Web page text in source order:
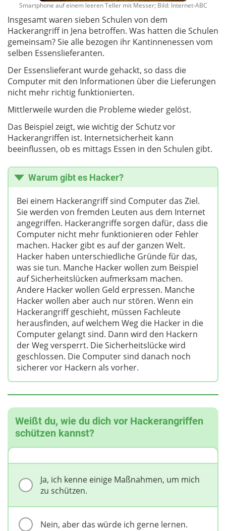
Smartphone auf einem leeren Teller mit Messer; Bild: Internet-ABC
Insgesamt waren sieben Schulen von dem
Hackerangriff in Jena betroffen. Was hatten die Schulen
gemeinsam? Sie alle bezogen ihr Kantinnenessen vom
selben Essenslieferanten.
Der Essenslieferant wurde gehackt, so dass die
Computer mit den Informationen über die Lieferungen
nicht mehr richtig funktionierten.
Mittlerweile wurden die Probleme wieder gelöst.
Das Beispiel zeigt, wie wichtig der Schutz vor
Hackerangriffen ist. Internetsicherheit kann
beeinflussen, ob es mittags Essen in den Schulen gibt.
Warum gibt es Hacker?
Bei einem Hackerangriff sind Computer das Ziel.
Sie werden von fremden Leuten aus dem Internet
angegriffen. Hackerangriffe sorgen dafür, dass die
Computer nicht mehr funktionieren oder Fehler
machen. Hacker gibt es auf der ganzen Welt.
Hacker haben unterschiedliche Gründe für das,
was sie tun. Manche Hacker wollen zum Beispiel
auf Sicherheitslücken aufmerksam machen.
Andere Hacker wollen Geld erpressen. Manche
Hacker wollen aber auch nur stören. Wenn ein
Hackerangriff geschieht, müssen Fachleute
herausfinden, auf welchem Weg die Hacker in die
Computer gelangt sind. Dann wird den Hackern
der Weg versperrt. Die Sicherheitslücke wird
geschlossen. Die Computer sind danach noch
sicherer vor Hackern als vorher.
Weißt du, wie du dich vor Hackerangriffen
schützen kannst?
Ja, ich kenne einige Maßnahmen, um mich
zu schützen.
Nein, aber das würde ich gerne lernen.